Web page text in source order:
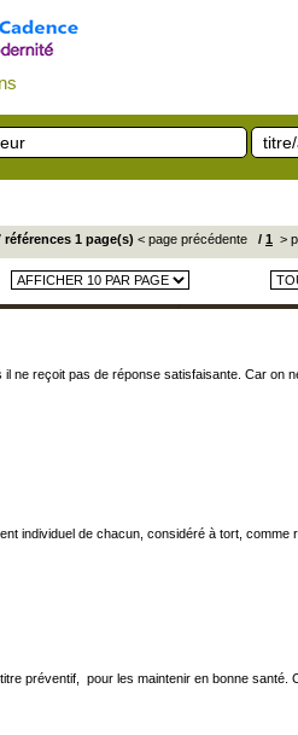
références 1 page(s) < page précédente / 1 >
reçoit pas de réponse satisfaisante. Car on
individuel de chacun, considéré à tort,
préventif, pour les maintenir en bonne santé.